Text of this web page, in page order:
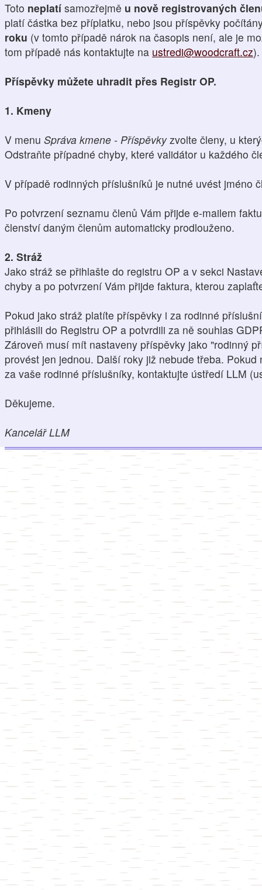
Toto neplatí samozřejmě u nově registrovaných
platí částka bez příplatku, nebo jsou příspěvky
roku (v tomto případě nárok na časopis není, ale je
tom případě nás kontaktujte na ustredi@woodcraft.cz).
Příspěvky můžete uhradit přes Registr OP.
1. Kmeny
V menu Správa kmene - Příspěvkyzvolte členy, u
Odstraňte případné chyby, které validátor u každého
V případě rodinných příslušníků je nutné uvést jméno
Po potvrzení seznamu členů Vám přijde e-mailem
členství daným členům automaticky prodlouženo.
2. Stráž
Jako stráž se přihlašte do registru OP a v sekci
chyby a po potvrzení Vám přijde faktura, kterou
Pokud jako stráž platíte příspěvky i za rodinné
přihlásili do Registru OP a potvrdili za ně souhlas
Zároveň musí mít nastaveny příspěvky jako "rodinný
provést jen jednou. Další roky již nebude třeba.
za vaše rodinné příslušníky, kontaktujte ústředí LLM
Děkujeme.
Kancelář LLM